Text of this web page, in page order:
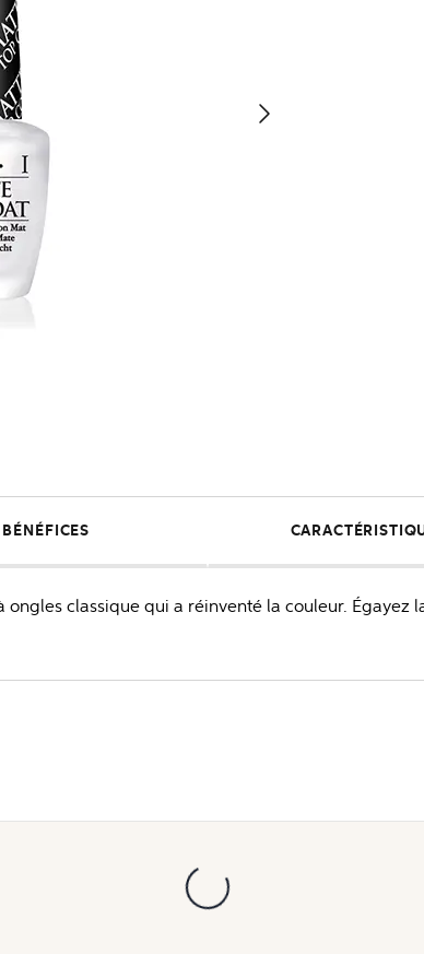
BÉNÉFICES
classique qui a réinventé la couleur. Égayez